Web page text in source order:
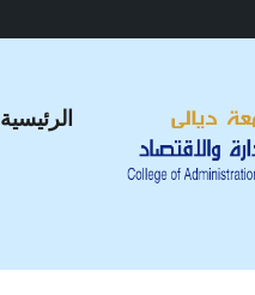
الرئيسية